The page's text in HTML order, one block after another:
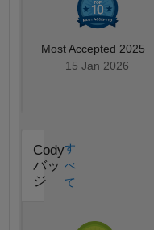
Most Accepted 2025
15 Jan 2026
Cody
バッ
ジ
す
べ
て